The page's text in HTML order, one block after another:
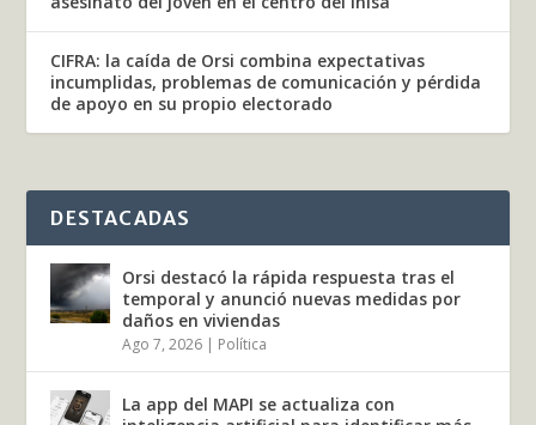
CIFRA: la caída de Orsi combina expectativas
incumplidas, problemas de comunicación y pérdida
de apoyo en su propio electorado
DESTACADAS
Orsi destacó la rápida respuesta tras el
temporal y anunció nuevas medidas por
daños en viviendas
Ago 7, 2026 | Política
La app del MAPI se actualiza con